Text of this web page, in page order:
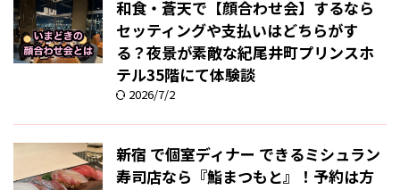
和食・蒼天で【顔合わせ会】するなら
セッティングや支払いはどちらがす
る？夜景が素敵な紀尾井町プリンスホ
テル35階にて体験談
2026/7/2
新宿 で個室ディナー できるミシュラン
寿司店なら『鮨まつもと』！予約は方